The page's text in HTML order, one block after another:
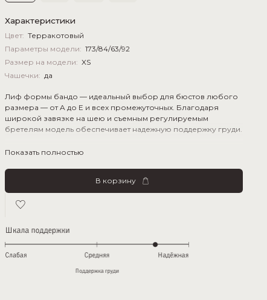
Характеристики
Цвет: Терракотовый
Параметры модели: 173/84/63/92
Размер на модели: XS
Чашечки: да
Лиф формы бандо — идеальный выбор для бюстов любого
размера — от A до Е и всех промежуточных. Благодаря
широкой завязке на шею и съемным регулируемым
бретелям модель обеспечивает надежную поддержку груди.
различными способами и делают ее идеально подходящей
Тактильные ощущения: плотный, гладкий и шелковистый
Показать полностью
В корзину